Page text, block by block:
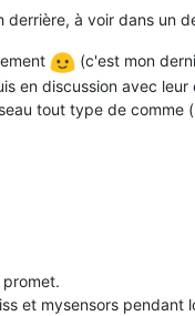
à voir dans un
(c'est mon
en discussion avec
tout type de comme
et mysensors